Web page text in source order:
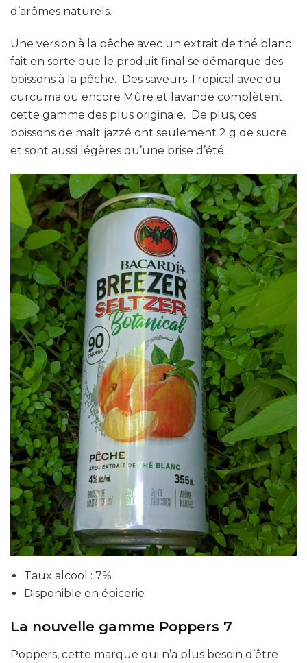
d’arômes naturels.
Une version à la pêche avec un extrait de thé blanc
fait en sorte que le produit final se démarque des
boissons à la pêche. Des saveurs Tropical avec du
curcuma ou encore Mûre et lavande complètent
cette gamme des plus originale. De plus, ces
boissons de malt jazzé ont seulement 2 g de sucre
et sont aussi légères qu’une brise d’été.
Taux alcool : 7%
Disponible en épicerie
La nouvelle gamme Poppers 7
Poppers, cette marque qui n’a plus besoin d’être